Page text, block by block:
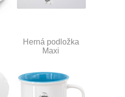
Herná podložka
Maxi